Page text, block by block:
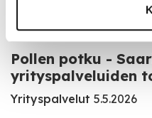
Pollen potku -
yrityspalveluiden
Yrityspalvelut 5.5.2026